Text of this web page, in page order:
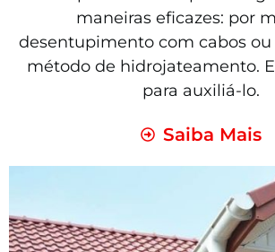
maneiras eficazes: por
desentupimento com cabos
método de hidrojateamento.
para auxiliá-lo.
Saiba Mais